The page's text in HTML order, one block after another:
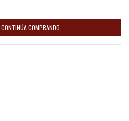
CONTINÚA COMPRANDO